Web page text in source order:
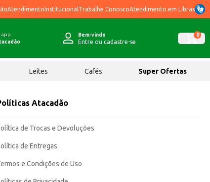
AtendimentoInstitucional Trabalhe ConoscoAtendimento em Libras
app
Bem-vindo
Entre ou cadastre-se
0
Leites Cafés Super Ofertas
Atacadão
de Trocas e Devoluções
de Entregas
e Condições de Uso